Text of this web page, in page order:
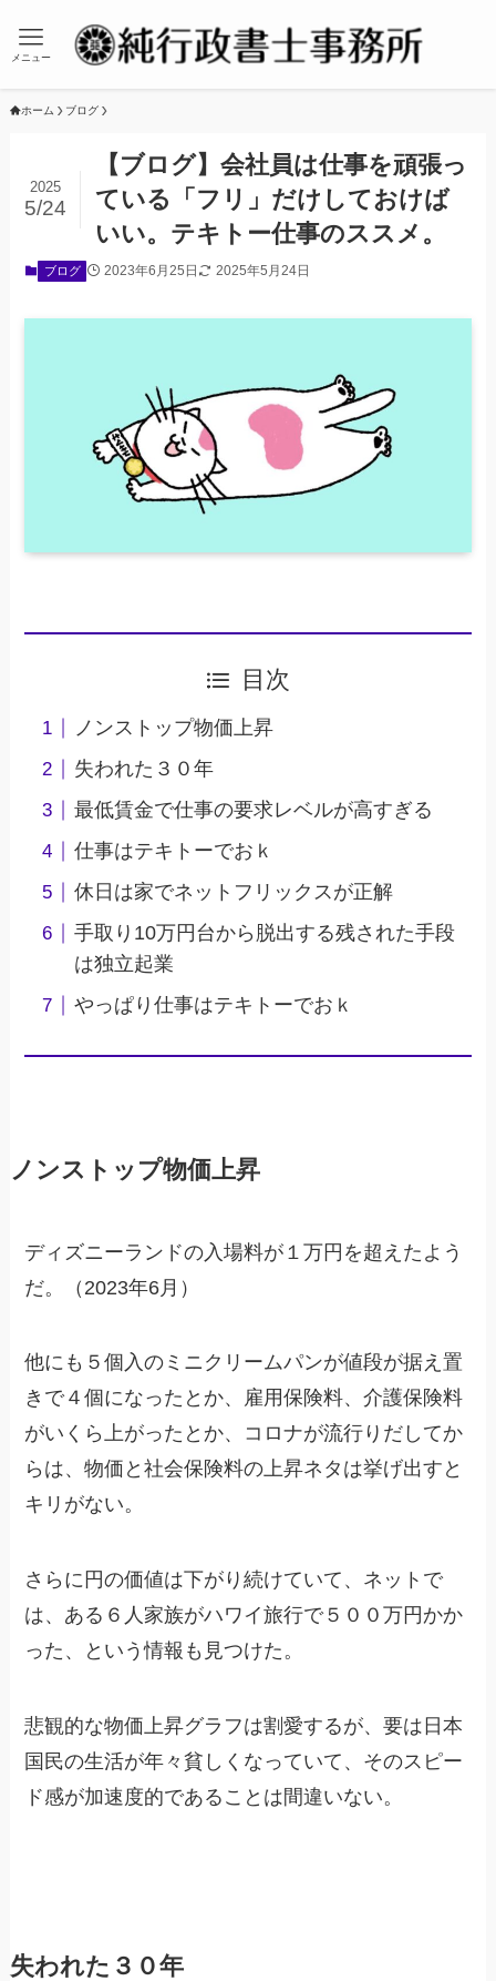
メニュー
ホーム ブログ
【ブログ】会社員は仕事を頑張っ
ている「フリ」だけしておけば
いい。テキトー仕事のススメ。
2025
5/24
ブログ 2023年6月25日 2025年5月24日
目次
ノンストップ物価上昇
失われた３０年
最低賃金で仕事の要求レベルが高すぎる
仕事はテキトーでおｋ
休日は家でネットフリックスが正解
手取り10万円台から脱出する残された手段
は独立起業
やっぱり仕事はテキトーでおｋ
ノンストップ物価上昇
ディズニーランドの入場料が１万円を超えたよう
だ。（2023年6月）
他にも５個入のミニクリームパンが値段が据え置
きで４個になったとか、雇用保険料、介護保険料
がいくら上がったとか、コロナが流行りだしてか
らは、物価と社会保険料の上昇ネタは挙げ出すと
キリがない。
さらに円の価値は下がり続けていて、ネットで
は、ある６人家族がハワイ旅行で５００万円かか
った、という情報も見つけた。
悲観的な物価上昇グラフは割愛するが、要は日本
国民の生活が年々貧しくなっていて、そのスピー
ド感が加速度的であることは間違いない。
失われた３０年